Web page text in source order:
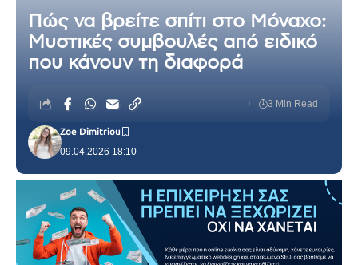
Πώς να βρείτε σπίτι στο Μόναχο:
Μυστικές συμβουλές από ειδικό
που κάνουν τη διαφορά
09.04.2026 18:10
Zoe Dimitriou
3 Min Read